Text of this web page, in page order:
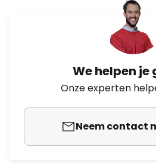
We helpen je
Onze experten
Neem contact